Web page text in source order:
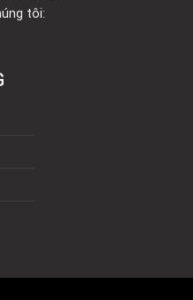
tôi: